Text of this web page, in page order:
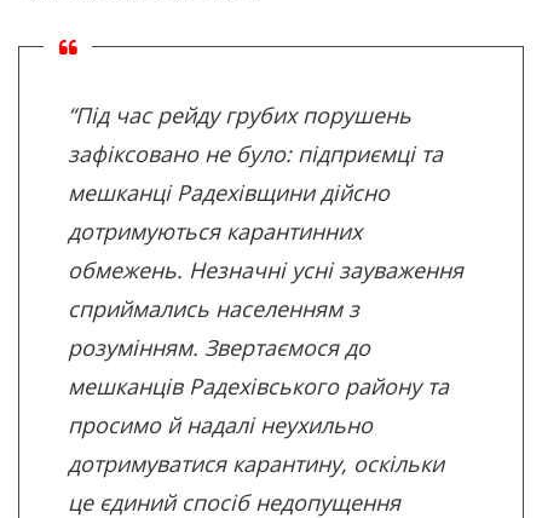
“Під час рейду грубих порушень
зафіксовано не було: підприємці та
мешканці Радехівщини дійсно
дотримуються карантинних
обмежень. Незначні усні зауваження
сприймались населенням з
розумінням. Звертаємося до
мешканців Радехівського району та
просимо й надалі неухильно
дотримуватися карантину, оскільки
це єдиний спосіб недопущення